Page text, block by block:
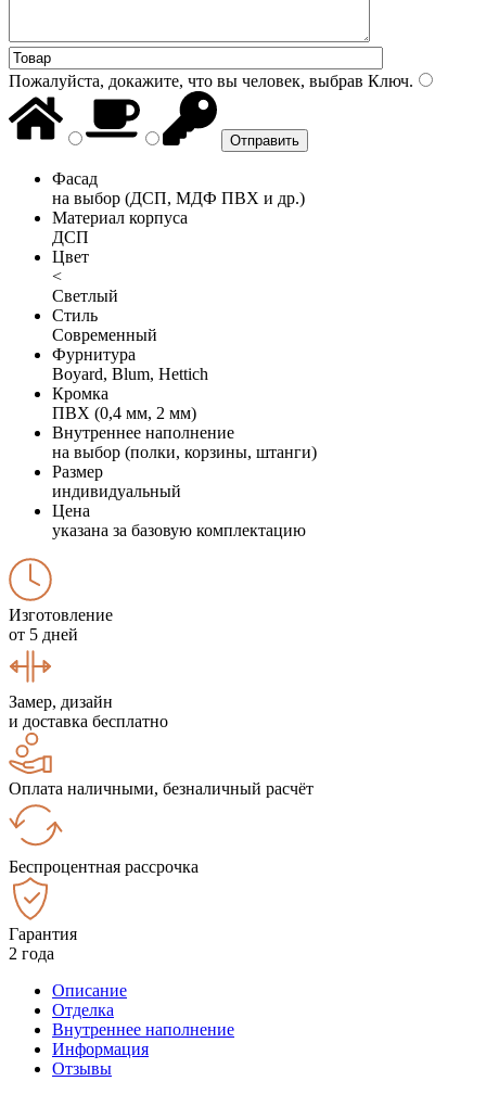
Пожалуйста, докажите, что вы человек, выбрав Ключ.
Фасад
на выбор (ДСП, МДФ ПВХ и др.)
Материал корпуса
ДСП
Цвет
<
Светлый
Стиль
Современный
Фурнитура
Boyard, Blum, Hettich
Кромка
ПВХ (0,4 мм, 2 мм)
Внутреннее наполнение
на выбор (полки, корзины, штанги)
Размер
индивидуальный
Цена
указана за базовую комплектацию
Изготовление
от 5 дней
Замер, дизайн
и доставка бесплатно
Оплата наличными, безналичный расчёт
Беспроцентная рассрочка
Гарантия
2 года
Описание
Отделка
Внутреннее наполнение
Информация
Отзывы